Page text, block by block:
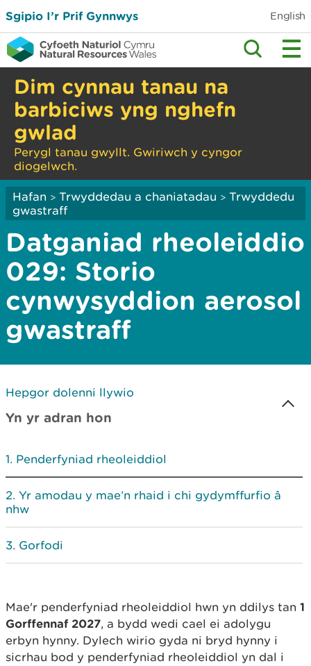
Sgipio I’r Prif Gynnwys English
Dim cynnau tanau na
barbiciws yng nghefn
gwlad
Perygl tanau gwyllt. Gwiriwch y cyngor
diogelwch.
Hafan > Trwyddedau a chaniatadau > Trwyddedu
gwastraff
Datganiad rheoleiddio
029: Storio
cynwysyddion aerosol
gwastraff
Hepgor dolenni llywio
Yn yr adran hon
Penderfyniad rheoleiddiol
Yr amodau y mae’n rhaid i chi gydymffurfio â
nhw
Gorfodi
Mae'r penderfyniad rheoleiddiol hwn yn ddilys tan 1
Gorffennaf 2027, a bydd wedi cael ei adolygu
erbyn hynny. Dylech wirio gyda ni bryd hynny i
sicrhau bod y penderfyniad rheoleiddiol yn dal i